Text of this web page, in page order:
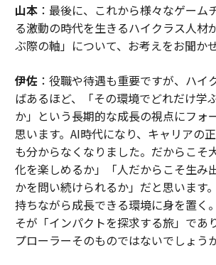
山本：最後に、これから様々なゲーム
る激動の時代を生きるハイクラス人材
ぶ際の軸」について、お考えをお聞か
伊佐：役職や待遇も重要ですが、ハイ
ばあるほど、「その環境でどれだけ学
か」という長期的な成長の視点にフォ
思います。AI時代になり、キャリアの
も分からなくなりました。だからこそ
化を楽しめるか」「人だからこそ生み
かを問い続けられるか」だと思います
持ちながら成長できる環境に身を置く
そが「インパクトを探求する旅」であ
プローラーそのものではないでしょうか